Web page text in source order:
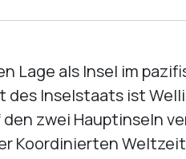
Lage als Insel im
des Inselstaats ist
zwei Hauptinseln
Koordinierten